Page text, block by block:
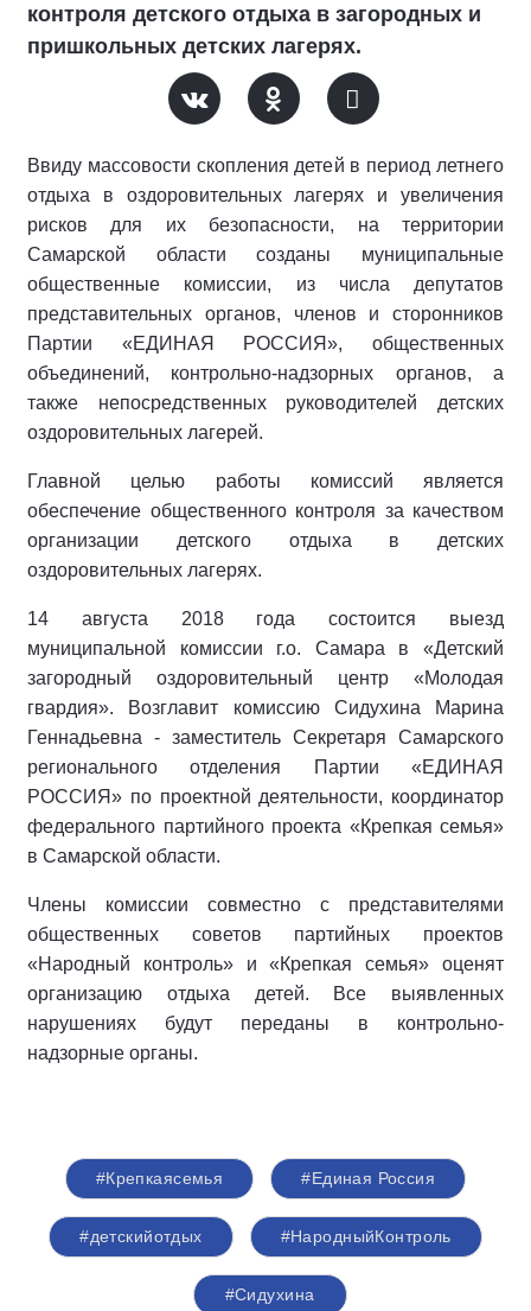
контроля детского отдыха в загородных и
пришкольных детских лагерях.
Ввиду массовости скопления детей в период летнего
отдыха в оздоровительных лагерях и увеличения
рисков для их безопасности, на территории
Самарской области созданы муниципальные
общественные комиссии, из числа депутатов
представительных органов, членов и сторонников
Партии «ЕДИНАЯ РОССИЯ», общественных
объединений, контрольно-надзорных органов, а
также непосредственных руководителей детских
оздоровительных лагерей.
Главной целью работы комиссий является
обеспечение общественного контроля за качеством
организации детского отдыха в детских
оздоровительных лагерях.
14 августа 2018 года состоится выезд
муниципальной комиссии г.о. Самара в «Детский
загородный оздоровительный центр «Молодая
гвардия». Возглавит комиссию Сидухина Марина
Геннадьевна - заместитель Секретаря Самарского
регионального отделения Партии «ЕДИНАЯ
РОССИЯ» по проектной деятельности, координатор
федерального партийного проекта «Крепкая семья»
в Самарской области.
Члены комиссии совместно с представителями
общественных советов партийных проектов
«Народный контроль» и «Крепкая семья» оценят
организацию отдыха детей. Все выявленных
нарушениях будут переданы в контрольно-
надзорные органы.
#Крепкаясемья #Единая Россия
#детскийотдых #НародныйКонтроль
#Сидухина